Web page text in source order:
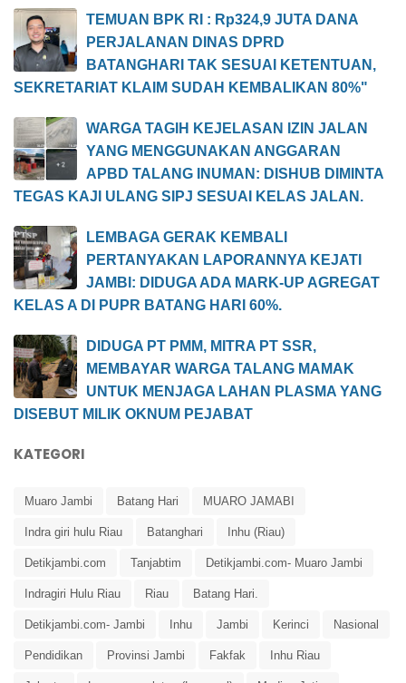
TEMUAN BPK RI : Rp324,9 JUTA DANA
PERJALANAN DINAS DPRD
BATANGHARI TAK SESUAI KETENTUAN,
SEKRETARIAT KLAIM SUDAH KEMBALIKAN 80%"
WARGA TAGIH KEJELASAN IZIN JALAN
YANG MENGGUNAKAN ANGGARAN
APBD TALANG INUMAN: DISHUB DIMINTA
TEGAS KAJI ULANG SIPJ SESUAI KELAS JALAN.
LEMBAGA GERAK KEMBALI
PERTANYAKAN LAPORANNYA KEJATI
JAMBI: DIDUGA ADA MARK-UP AGREGAT
KELAS A DI PUPR BATANG HARI 60%.
DIDUGA PT PMM, MITRA PT SSR,
MEMBAYAR WARGA TALANG MAMAK
UNTUK MENJAGA LAHAN PLASMA YANG
DISEBUT MILIK OKNUM PEJABAT
KATEGORI
Muaro Jambi Batang Hari MUARO JAMABI
Indra giri hulu Riau Batanghari Inhu (Riau)
Detikjambi.com Tanjabtim Detikjambi.com- Muaro Jambi
Indragiri Hulu Riau Riau Batang Hari.
Detikjambi.com- Jambi Inhu Jambi Kerinci Nasional
Pendidikan Provinsi Jambi Fakfak Inhu Riau